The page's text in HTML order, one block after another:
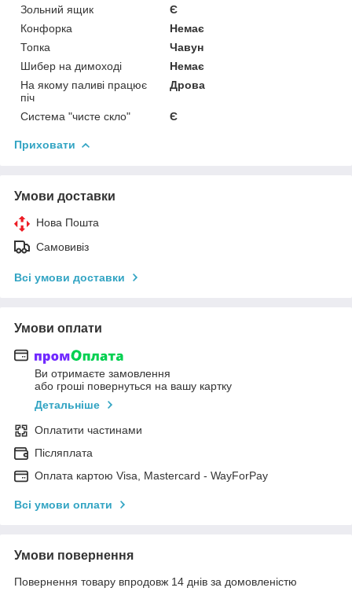
Зольний ящик
Є
Конфорка
Немає
Топка
Чавун
Шибер на димоході
Немає
На якому паливі працює
піч
Дрова
Система "чисте скло" Є
Приховати
Умови доставки
Нова Пошта
Самовивіз
Всі умови доставки
Умови оплати
Ви отримаєте замовлення
або гроші повернуться на вашу картку
Детальніше
Оплатити частинами
Післяплата
Оплата картою Visa, Mastercard - WayForPay
Всі умови оплати
Умови повернення
Повернення товару впродовж 14 днів за домовленістю